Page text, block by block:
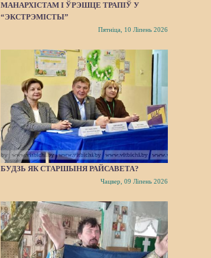
МАНАРХІСТАМ І ЎРЭШЦЕ ТРАПІЎ У
“ЭКСТРЭМІСТЫ”
Пятніца, 10 Ліпень 2026
БУДЗЬ ЯК СТАРШЫНЯ РАЙСАВЕТА?
Чацвер, 09 Ліпень 2026